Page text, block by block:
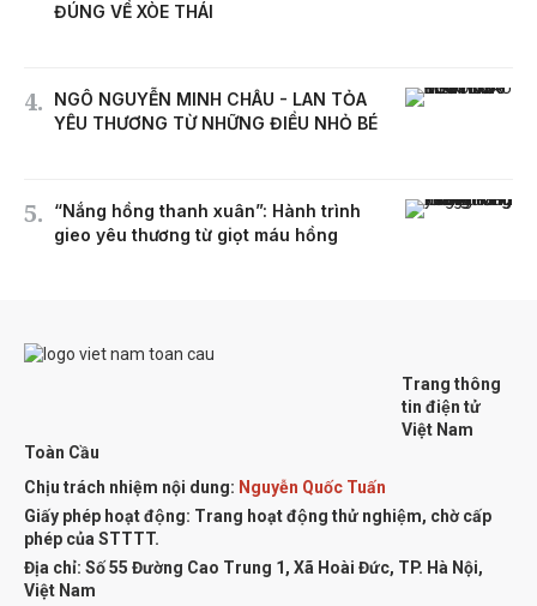
ĐÚNG VỀ XÒE THÁI
NGÔ NGUYỄN MINH CHÂU - LAN TỎA
YÊU THƯƠNG TỪ NHỮNG ĐIỀU NHỎ BÉ
“Nắng hồng thanh xuân”: Hành trình
gieo yêu thương từ giọt máu hồng
Trang thông
tin điện tử
Việt Nam
Toàn Cầu
Chịu trách nhiệm nội dung: Nguyễn Quốc Tuấn
Giấy phép hoạt động: Trang hoạt động thử nghiệm, chờ cấp
phép của STTTT.
Địa chỉ: Số 55 Đường Cao Trung 1, Xã Hoài Đức, TP. Hà Nội,
Việt Nam